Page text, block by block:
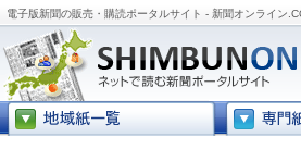
電子版新聞の販売・購読ポータルサイト - 新聞オンライン